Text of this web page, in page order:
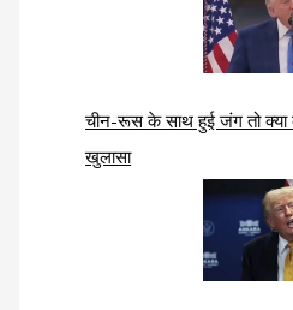
चीन-रूस के साथ हुई जंग तो क्या
खुलासा